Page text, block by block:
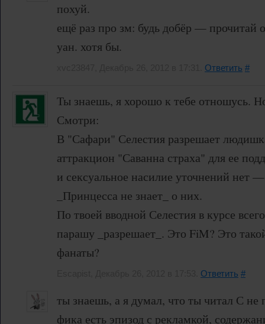
похуй.
ещё раз про зм: будь добёр — прочитай
уан. хотя бы.
Ответить #
Ты знаешь, я хорошо к тебе отношусь.
Смотри:
В "Сафари" Селестия разрешает
аттракцион "Саванна страха" для ее
и сексуальное насилие уточнений нет
_Принцесса не знает_ о них.
По твоей вводной Селестия в курсе
парашу _разрешает_. Это FiM? Это
фанаты?
Ответить #
ты знаешь, а я думал, что ты читал С не
фика есть эпизод с рекламкой,